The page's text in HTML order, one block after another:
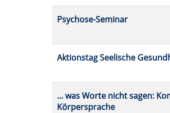
Psychose-Seminar
Aktionstag Seelische
... was Worte nicht sagen:
Körpersprache